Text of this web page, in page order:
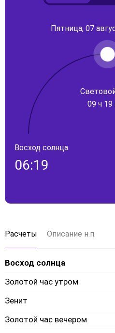
Пятница, 07
09 ч
Восход солнца
06:19
Расчеты Описание н.п.
Восход солнца
Золотой час утром
Зенит
Золотой час вечером